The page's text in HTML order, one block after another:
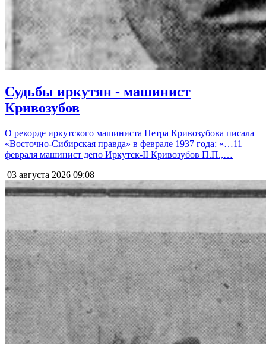
Судьбы иркутян - машинист
Кривозубов
О рекорде иркутского машиниста Петра Кривозубова писала
«Восточно-Сибирская правда» в феврале 1937 года: «…11
февраля машинист депо Иркутск-II Кривозубов П.П.,…
03 августа 2026 09:08